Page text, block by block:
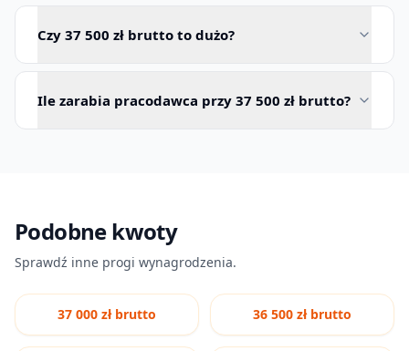
Czy 37 500 zł brutto to dużo?
Ile zarabia pracodawca przy 37 500 zł brutto?
Podobne kwoty
Sprawdź inne progi wynagrodzenia.
37 000 zł brutto 36 500 zł brutto